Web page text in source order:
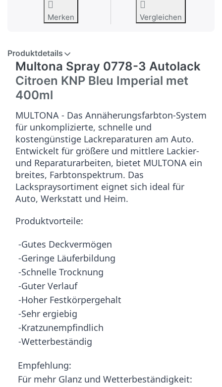
Merken Vergleichen
Produktdetails
Multona Spray 0778-3 Autolack
Citroen KNP Bleu Imperial met
400ml
MULTONA - Das Annäherungsfarbton-System
für unkomplizierte, schnelle und
kostengünstige Lackreparaturen am Auto.
Entwickelt für größere und mittlere Lackier-
und Reparaturarbeiten, bietet MULTONA ein
breites, Farbtonspektrum. Das
Lackspraysortiment eignet sich ideal für
Auto, Werkstatt und Heim.
Produktvorteile:
-Gutes Deckvermögen
-Geringe Läuferbildung
-Schnelle Trocknung
-Guter Verlauf
-Hoher Festkörpergehalt
-Sehr ergiebig
-Kratzunempfindlich
-Wetterbeständig
Empfehlung:
Für mehr Glanz und Wetterbeständigkeit: